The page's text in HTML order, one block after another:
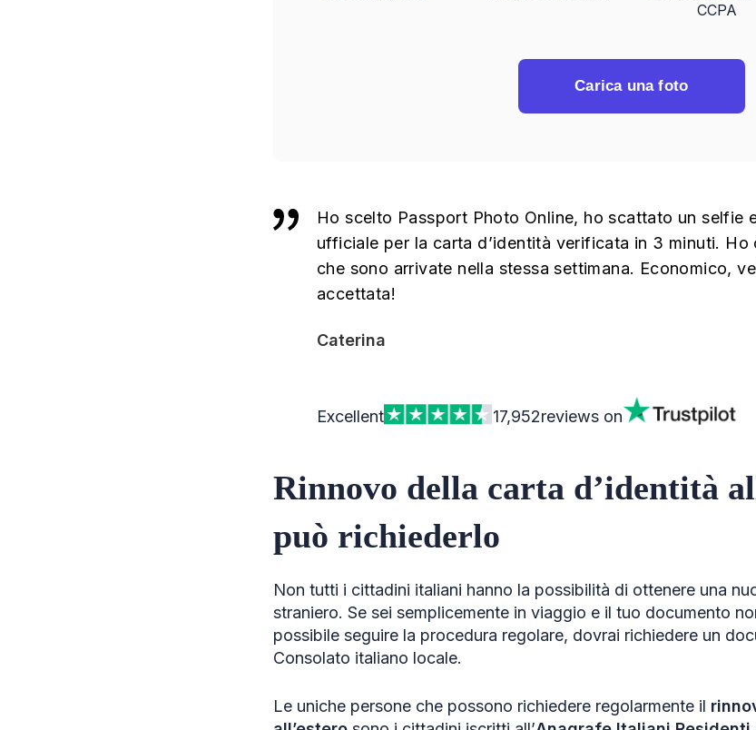
CCPA
Carica una foto
Ho scelto Passport Photo Online, ho scattato un selfie
ufficiale per la carta d’identità verificata in 3 minuti. Ho
che sono arrivate nella stessa settimana. Economico,
accettata!
Caterina
Excellent 17,952reviews on
Rinnovo della carta d’identità
può richiederlo
Non tutti i cittadini italiani hanno la possibilità di ottenere una
straniero. Se sei semplicemente in viaggio e il tuo documento
possibile seguire la procedura regolare, dovrai richiedere un
Consolato italiano locale.
Le uniche persone che possono richiedere regolarmente il